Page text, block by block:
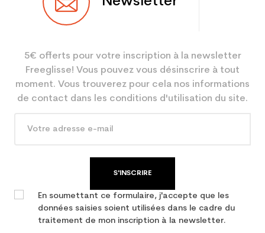
Utilisateur Mixte
Coloris Noir
Type de produit
Chaussure de marche
occasion
5€ offerts pour votre inscription à la newsletter
Freeglisse! Vous pouvez vous désinscrire à tout
moment. Vous trouverez pour cela nos informations
de contact dans les conditions d'utilisation du site.
S'INSCRIRE
En soumettant ce formulaire, j'accepte que les
données saisies soient utilisées dans le cadre du
traitement de mon inscription à la newsletter.